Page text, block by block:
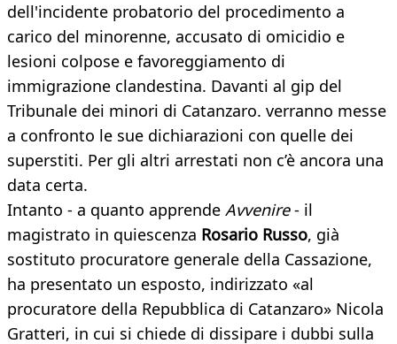
dell'incidente probatorio del procedimento a
carico del minorenne, accusato di omicidio e
lesioni colpose e favoreggiamento di
immigrazione clandestina. Davanti al gip del
Tribunale dei minori di Catanzaro. verranno messe
a confronto le sue dichiarazioni con quelle dei
superstiti. Per gli altri arrestati non c’è ancora una
data certa.
Intanto - a quanto apprende Avvenire- il
magistrato in quiescenza Rosario Russo, già
sostituto procuratore generale della Cassazione,
ha presentato un esposto, indirizzato «al
procuratore della Repubblica di Catanzaro» Nicola
Gratteri, in cui si chiede di dissipare i dubbi sulla